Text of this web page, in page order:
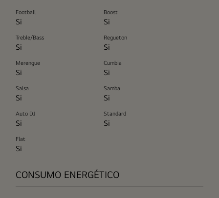
Football
Si
Boost
Si
Treble/Bass
Si
Regueton
Si
Merengue
Si
Cumbia
Si
Salsa
Si
Samba
Si
Auto DJ
Si
Standard
Si
Flat
Si
CONSUMO ENERGÉTICO